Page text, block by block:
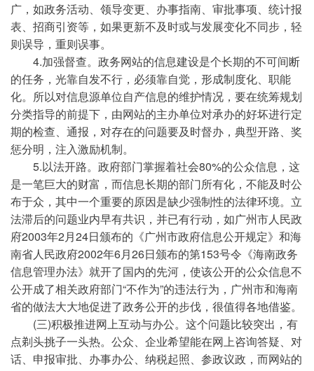
广，如政务活动、领导变更、办事指南、审批事项、统计报
表、招商引资等，如果更新不及时或与发展变化不同步，轻
则误导，重则误事。
4.加强督查。政务网站的信息建设是个长期的不可间断
的任务，光靠自发不行，必须靠自觉，形成制度化、职能
化。所以对信息源单位自产信息的维护情况，要在统筹规划
分类指导的前提下，由网站的主办单位对承办的好坏进行定
期的检查、通报，对存在的问题要及时督办，典型开路、奖
惩分明，注入激励机制。
5.以法开路。政府部门掌握着社会80%的公众信息，这
是一笔巨大的财富，而信息长期的部门所有化，不能及时公
布于众，其中一个重要的原因是缺少强制性的法律环境。立
法滞后的问题业内早有共识，并已有行动，如广州市人民政
府2003年2月24日颁布的《广州市政府信息公开规定》和海
南省人民政府2002年6月26日颁布的第153号令《海南政务
信息管理办法》就开了国内的先河，使该公开的公众信息不
公开成了相关政府部门“不作为”的违法行为，广州市和海南
省的做法大大地促进了政务公开的步伐，很值得各地借鉴。
(三)积极推进网上互动与办公。这个问题比较突出，有
点剃头挑子一头热。公众、企业希望能在网上咨询答疑、对
话、申报审批、办事办公、纳税起照、参政议政，而网站的